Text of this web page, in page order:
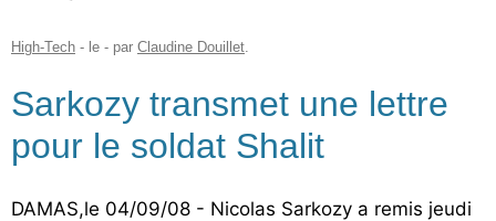
High-Tech - le - par Claudine Douillet.
Sarkozy transmet une lettre
pour le soldat Shalit
DAMAS,le 04/09/08 - Nicolas Sarkozy a remis jeudi